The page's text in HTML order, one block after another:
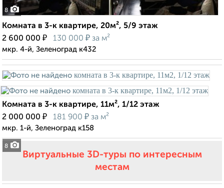
8
Комната в 3-к квартире, 20м², 5/9 этаж
2 600 000 ₽ 130 000 ₽ за м²
мкр. 4-й, Зеленоград к432
8
Комната в 3-к квартире, 11м², 1/12 этаж
2 000 000 ₽ 181 900 ₽ за м²
мкр. 1-й, Зеленоград к158
Виртуальные 3D-туры по интересным
местам